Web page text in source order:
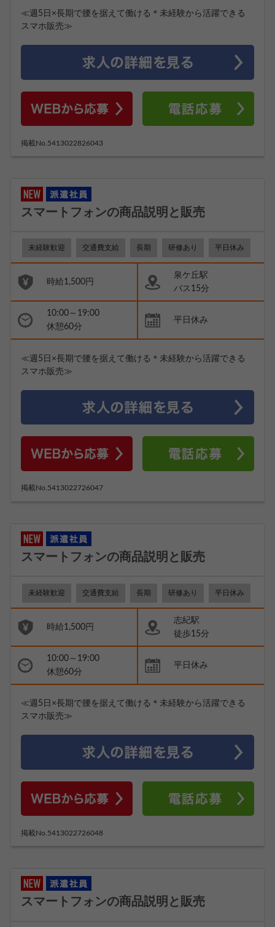
≪週5日×長期で腰を据えて働ける＊未経験から活躍できる
スマホ販売≫
掲載No.5413022826043
スマートフォンの商品説明と販売
未経験歓迎 交通費支給 長期 研修あり 平日休み
時給1,500円
泉ケ丘駅
バス15分
10:00～19:00
休憩60分
平日休み
≪週5日×長期で腰を据えて働ける＊未経験から活躍できる
スマホ販売≫
掲載No.5413022726047
スマートフォンの商品説明と販売
未経験歓迎 交通費支給 長期 研修あり 平日休み
時給1,500円
志紀駅
徒歩15分
10:00～19:00
休憩60分
平日休み
≪週5日×長期で腰を据えて働ける＊未経験から活躍できる
スマホ販売≫
掲載No.5413022726048
スマートフォンの商品説明と販売